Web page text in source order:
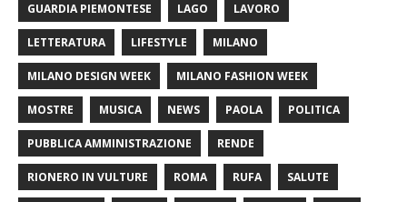
GUARDIA PIEMONTESE LAGO LAVORO
LETTERATURA LIFESTYLE MILANO
MILANO DESIGN WEEK MILANO FASHION WEEK
MOSTRE MUSICA NEWS PAOLA POLITICA
PUBBLICA AMMINISTRAZIONE RENDE
RIONERO IN VULTURE ROMA RUFA SALUTE